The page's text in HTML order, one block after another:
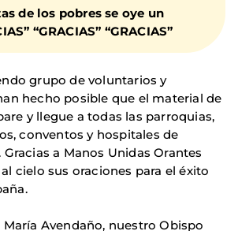
de los pobres se oye un
“GRACIAS” “GRACIAS”
grupo de voluntarios y
hecho posible que el material de
y llegue a todas las parroquias,
conventos y hospitales de
a Manos Unidas Orantes
cielo sus oraciones para el éxito
María Avendaño, nuestro Obispo